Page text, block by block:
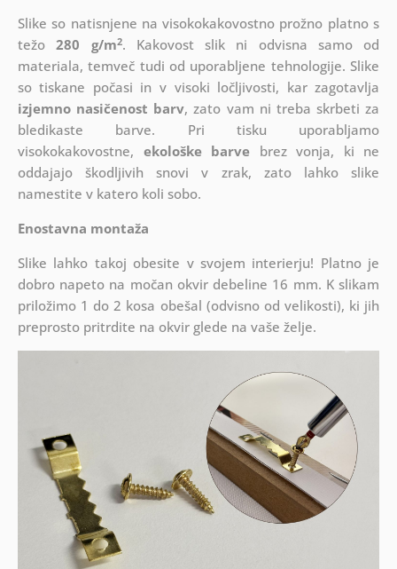
Slike so natisnjene na visokokakovostno prožno platno s
težo280 g/m2. Kakovost slik ni odvisna samo od
materiala, temveč tudi od uporabljene tehnologije. Slike
so tiskane počasi in v visoki ločljivosti, kar zagotavlja
izjemno nasičenost barv, zato vam ni treba skrbeti za
bledikaste barve. Pri tisku uporabljamo
visokokakovostne, ekološke barve brez vonja, ki ne
oddajajo škodljivih snovi v zrak, zato lahko slike
namestite v katero koli sobo.
Enostavna montaža
Slike lahko takoj obesite v svojem interierju! Platno je
dobro napeto na močan okvir debeline 16 mm. K slikam
priložimo 1 do 2 kosa obešal (odvisno od velikosti), ki jih
preprosto pritrdite na okvir glede na vaše želje.